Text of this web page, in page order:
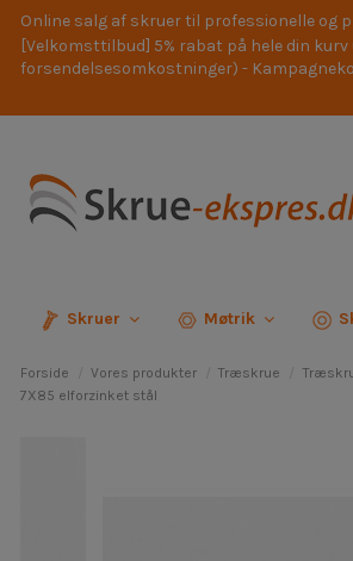
Online salg af skruer til professionelle og
[Velkomsttilbud] 5% rabat på hele din
forsendelsesomkostninger) -
Skruer Møtrik
Forside Vores produkter Træskrue
7X85 elforzinket stål